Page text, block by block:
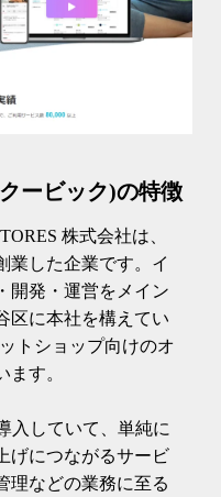
ービック)の特徴
株式会社は、
業した企業です。イ
開発・運営をメイン
区に本社を構えてい
トショップ向けのオ
ます。
入していて、単純に
げにつながるサービ
理などの業務に至る